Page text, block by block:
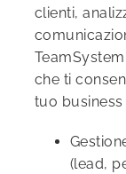
clienti,
che ti
tuo
(lead,